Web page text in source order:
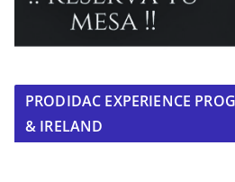
PRODIDAC EXPERIENCE
& IRELAND